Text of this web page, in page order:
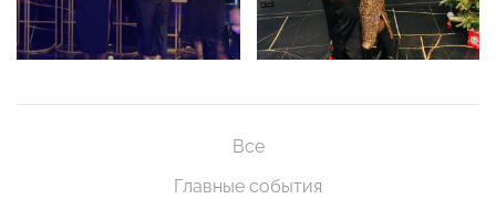
Все
Главные события